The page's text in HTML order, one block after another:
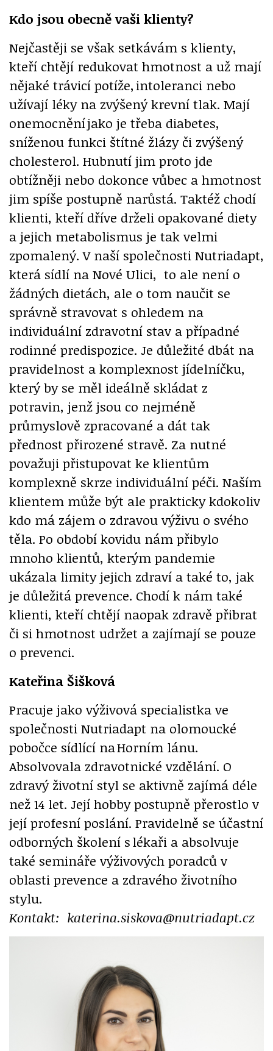
Kdo jsou obecně vaši klienty?
Nejčastěji se však setkávám s klienty,
kteří chtějí redukovat hmotnost a už mají
nějaké trávicí potíže, intoleranci nebo
užívají léky na zvýšený krevní tlak. Mají
onemocnění jako je třeba diabetes,
sníženou funkci štítné žlázy či zvýšený
cholesterol. Hubnutí jim proto jde
obtížněji nebo dokonce vůbec a hmotnost
jim spíše postupně narůstá. Taktéž chodí
klienti, kteří dříve drželi opakované diety
a jejich metabolismus je tak velmi
zpomalený. V naší společnosti Nutriadapt,
která sídlí na Nové Ulici, to ale není o
žádných dietách, ale o tom naučit se
správně stravovat s ohledem na
individuální zdravotní stav a případné
rodinné predispozice. Je důležité dbát na
pravidelnost a komplexnost jídelníčku,
který by se měl ideálně skládat z
potravin, jenž jsou co nejméně
průmyslově zpracované a dát tak
přednost přirozené stravě. Za nutné
považuji přistupovat ke klientům
komplexně skrze individuální péči. Naším
klientem může být ale prakticky kdokoliv
kdo má zájem o zdravou výživu o svého
těla. Po období kovidu nám přibylo
mnoho klientů, kterým pandemie
ukázala limity jejich zdraví a také to, jak
je důležitá prevence. Chodí k nám také
klienti, kteří chtějí naopak zdravě přibrat
či si hmotnost udržet a zajímají se pouze
o prevenci.
Kateřina Šišková
Pracuje jako výživová specialistka ve
společnosti Nutriadapt na olomoucké
pobočce sídlící na Horním lánu.
Absolvovala zdravotnické vzdělání. O
zdravý životní styl se aktivně zajímá déle
než 14 let. Její hobby postupně přerostlo v
její profesní poslání. Pravidelně se účastní
odborných školení s lékaři a absolvuje
také semináře výživových poradců v
oblasti prevence a zdravého životního
stylu.
Kontakt: katerina.siskova@nutriadapt.cz